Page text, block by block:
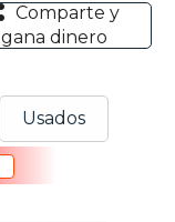
Comparte y
gana dinero
Usados